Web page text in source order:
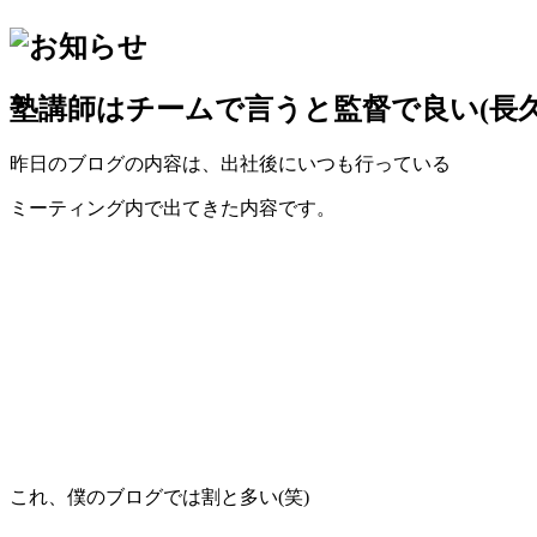
塾講師はチームで言うと監督で良い(長
昨日のブログの内容は、出社後にいつも行っている
ミーティング内で出てきた内容です。
これ、僕のブログでは割と多い(笑)